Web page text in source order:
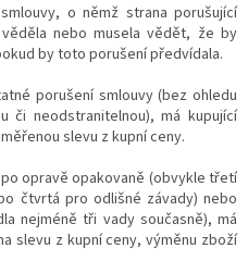
o němž strana porušující
nebo musela vědět, že by
by toto porušení předvídala.
porušení smlouvy (bez ohledu
či neodstranitelnou), má kupující
slevu z kupní ceny.
opravě opakovaně (obvykle třetí
čtvrtá pro odlišné závady) nebo
nejméně tři vady současně), má
slevu z kupní ceny, výměnu zboží